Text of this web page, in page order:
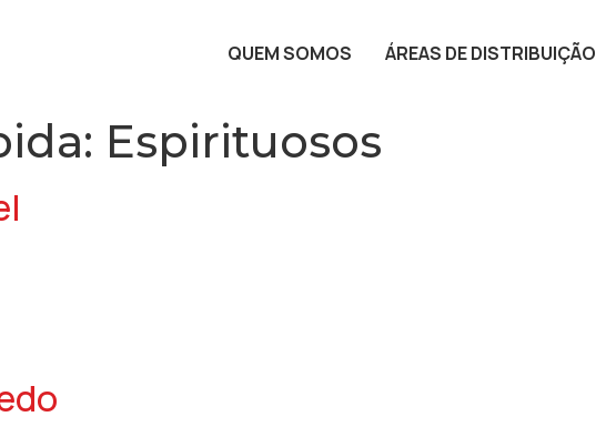
QUEM SOMOS ÁREAS DE DISTRIBUIÇÃO
Espirituosos